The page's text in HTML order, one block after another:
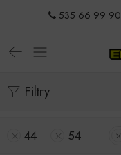
535 66 99 90
Filtry
44 54